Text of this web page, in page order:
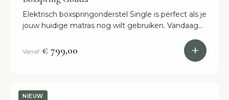
Elektrisch boxspringonderstel Single is perfect als je
jouw huidige matras nog wilt gebruiken. Vandaag
Vanaf € 799,00
NIEUW